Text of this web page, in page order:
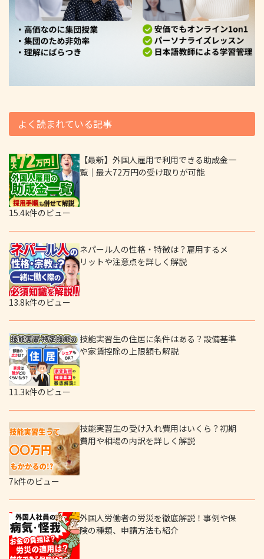
よく読まれている記事
【最新】外国人雇用で利用できる助成金一
覧｜最大72万円の受け取りが可能
15.4k件のビュー
ネパール人の性格・特徴は？雇用するメ
リットや注意点を詳しく解説
13.8k件のビュー
技能実習生の住居に条件はある？設備基準
や家賃控除の上限額も解説
11.3k件のビュー
技能実習生の受け入れ費用はいくら？初期
費用や相場の内訳を詳しく解説
7k件のビュー
外国人労働者の労災を徹底解説！事例や保
険の種類、申請方法も紹介